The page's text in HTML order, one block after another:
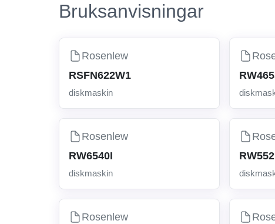
Bruksanvisningar
Rosenlew
RSFN622W1
diskmaskin
Rosenlew
RW6540I
diskmaskin
Rosenlew